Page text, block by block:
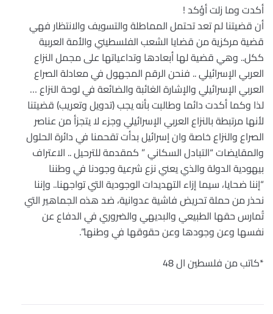
أكدت وما زلت أؤكد !
أن قضيتنا لم تعد تحتمل المماطلة والتسويف والانتظار فهي
قضية مركزية من قضايا الشعب الفلسطيني والأمة العربية
ككل.. وهي قضية لها أبعادها وتداعياتها على مجمل النزاع
العربي الإسرائيلي .. فنحن الرقم المجهول في معادلة الصراع
العربي الإسرائيلي والإشارة الغائبة والضائعة في لوحة النزاع …
لذا وكما أكدت دائما وطالبت بأنه يجب (تدويل وتعريب) قضيتنا
لأنها مرتبطة بالنزاع العربي الإسرائيلي وجزء لا يتجزأ من عناصر
الصراع والنزاع خاصة وان إسرائيل بدأت تقحمنا في دائرة الحلول
والمقايضات “التبادل السكاني ” كمقدمة للترحيل .. الاعتراف
بيهودية الدولة والذي يعني نزع شرعية وجودنا في وطننا
“إننا ضحايا، سيما إزاء التهديدات الوجودية التي تواجهنا.. وإننا
نحذر من حملة تحريض فاشية عدوانية، ضد هذه الجماهير التي
تُمارس حقها الطبيعي والبديهي والضروري في الدفاع عن
نفسها وعن وجودها وعن حقوقها في وطنها”.
*كاتب من فلسطين ال 48